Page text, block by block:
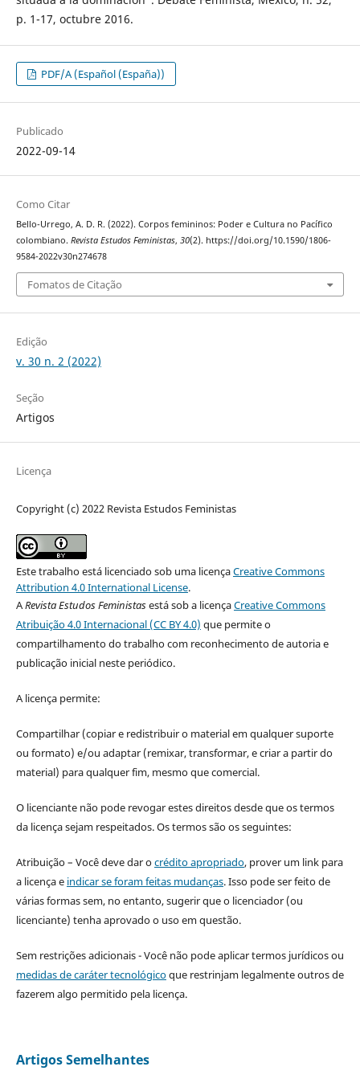
p. 1-17, octubre 2016.
PDF/A (Español (España))
Publicado
2022-09-14
Como Citar
Bello-Urrego, A. D. R. (2022). Corpos femininos: Poder e Cultura no Pacífico
colombiano. Revista Estudos Feministas, 30(2). https://doi.org/10.1590/1806-
9584-2022v30n274678
Fomatos de Citação
Edição
v. 30 n. 2 (2022)
Seção
Artigos
Licença
Copyright (c) 2022 Revista Estudos Feministas
Este trabalho está licenciado sob uma licençaCreative Commons
Attribution 4.0 International License.
ARevista Estudos Feministasestá sob a licençaCreative Commons
Atribuição 4.0 Internacional (CC BY 4.0) que permite o
compartilhamento do trabalho com reconhecimento de autoria e
publicação inicial neste periódico.
A licença permite:
Compartilhar (copiar e redistribuir o material em qualquer suporte
ou formato) e/ou adaptar (remixar, transformar, e criar a partir do
material) para qualquer fim, mesmo que comercial.
O licenciante não pode revogar estes direitos desde que os termos
da licença sejam respeitados. Os termos são os seguintes:
Atribuição – Você deve dar ocrédito apropriado, prover um link para
a licença e indicar se foram feitas mudanças. Isso pode ser feito de
várias formas sem, no entanto, sugerir que o licenciador (ou
licenciante) tenha aprovado o uso em questão.
Sem restrições adicionais - Você não pode aplicar termos jurídicos ou
medidas de caráter tecnológicoque restrinjam legalmente outros de
fazerem algo permitido pela licença.
Artigos Semelhantes